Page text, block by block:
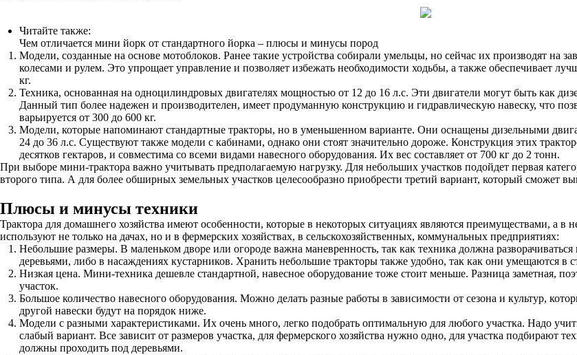
Читайте также:
Чем отличается мини йорк от стандартного йорка – плюсы и минусы пород
Модели, созданные на основе мотоблоков. Ранее такие устройства собирали умельцы, но сейчас их производят на
колесами и рулем. Это упрощает управление и позволяет избежать необходимости ходьбы, а также обеспечивает
кг.
Техника, основанная на одноцилиндровых двигателях мощностью от 12 до 16 л.с. Эти двигатели могут быть как
Данный тип более надежен и производителен, имеет продуманную конструкцию и гидравлическую навеску, что
варьируется от 300 до 600 кг.
Модели, которые напоминают стандартные тракторы, но в уменьшенном варианте. Они оснащены дизельными
24 до 36 л.с. Существуют также модели с кабинами, однако они стоят значительно дороже. Конструкция этих
десятков гектаров, и совместима со всеми видами навесного оборудования. Их вес составляет от 700 кг до 2 тонн.
При выборе мини-трактора важно учитывать предполагаемую нагрузку. Для небольших участков подойдет первая
второго типа. А для более обширных земельных участков целесообразно приобрести третий вариант, который сможет
Плюсы и минусы техники
Трактора для домашнего хозяйства имеют особенности, которые в некоторых ситуациях являются преимуществами, а
используют не только на дачах, но и в фермерских хозяйствах, в сельскохозяйственных, коммунальных предприятиях:
Небольшие размеры. В маленьком дворе или огороде важна маневренность, так как техника должна
деревьями, либо в насаждениях кустарников. Хранить небольшие тракторы также удобно, так как они умещаются в
Низкая цена. Мини-техника дешевле стандартной, навесное оборудование тоже стоит меньше. Разница заметная,
участок.
Большое количество навесного оборудования. Можно делать разные работы в зависимости от сезона и культур,
другой навески будут на порядок ниже.
Модели с разными характеристиками. Их очень много, легко подобрать оптимальную для любого участка. Надо
слабый вариант. Все зависит от размеров участка, для фермерского хозяйства нужно одно, для участка
должны проходить под деревьями.